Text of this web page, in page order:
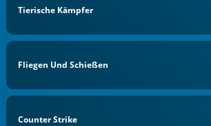
Tierische Kämpfer
Fliegen Und Schießen
Counter Strike